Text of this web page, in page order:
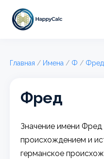
Главная / Имена / Ф / Фред
Фред
Значение имени Фред
происхождением и
германское